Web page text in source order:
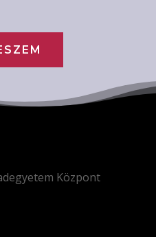
Központ